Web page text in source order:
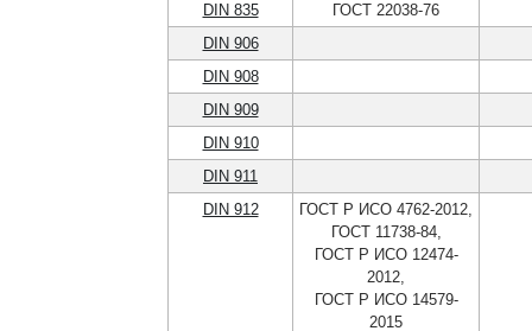
DIN 835
ГОСТ 22038-76
DIN 906
DIN 908
DIN 909
DIN 910
DIN 911
DIN 912
ГОСТ Р ИСО 4762-2012,
ГОСТ 11738-84,
ГОСТ Р ИСО 12474-
2012,
ГОСТ Р ИСО 14579-
2015